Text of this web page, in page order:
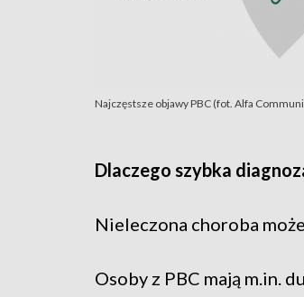
Najczęstsze objawy PBC (fot. Alfa
Dlaczego szybka
Nieleczona choroba
Osoby z PBC mają m.in.